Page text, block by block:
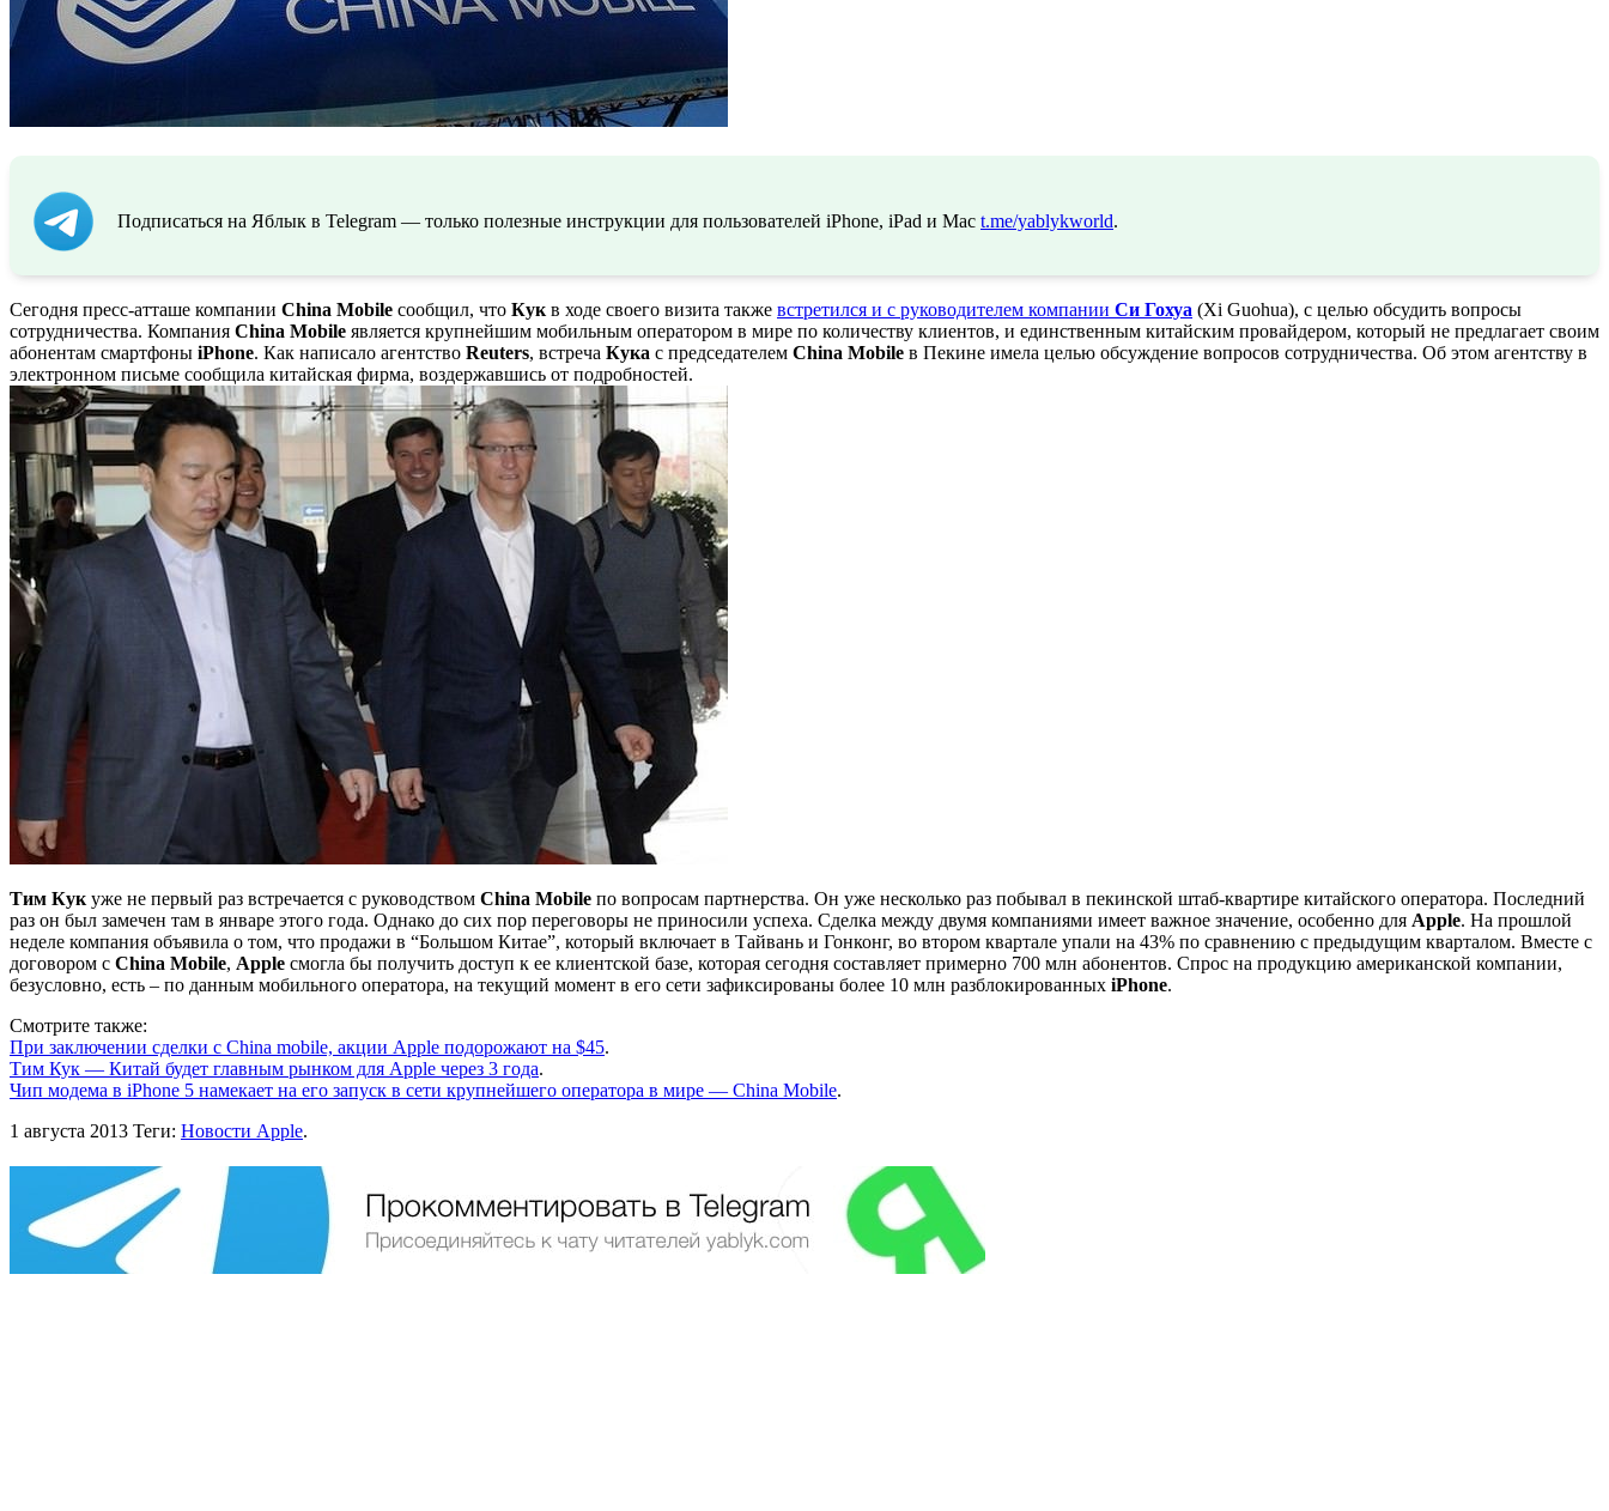
Подписаться на Яблык в Telegram — только полезные инструкции для пользователей iPhone, iPad и Mac t.me/yablykworld.
Сегодня пресс-атташе компании China Mobile сообщил, что Кук в ходе своего визита также встретился и с руководителем компании Си Гохуа (Xi Guohua), с целью обсудить вопросы
сотрудничества. Компания China Mobile является крупнейшим мобильным оператором в мире по количеству клиентов, и единственным китайским провайдером, который не предлагает своим
абонентам смартфоны iPhone. Как написало агентство Reuters, встреча Кука с председателем China Mobile в Пекине имела целью обсуждение вопросов сотрудничества. Об этом агентству в
электронном письме сообщила китайская фирма, воздержавшись от подробностей.
Тим Кук уже не первый раз встречается с руководством China Mobile по вопросам партнерства. Он уже несколько раз побывал в пекинской штаб-квартире китайского оператора. Последний
раз он был замечен там в январе этого года. Однако до сих пор переговоры не приносили успеха. Сделка между двумя компаниями имеет важное значение, особенно для Apple. На прошлой
неделе компания объявила о том, что продажи в “Большом Китае”, который включает в Тайвань и Гонконг, во втором квартале упали на 43% по сравнению с предыдущим кварталом. Вместе с
договором с China Mobile, Apple смогла бы получить доступ к ее клиентской базе, которая сегодня составляет примерно 700 млн абонентов. Спрос на продукцию американской компании,
безусловно, есть – по данным мобильного оператора, на текущий момент в его сети зафиксированы более 10 млн разблокированных iPhone.
Смотрите также:
При заключении сделки с China mobile, акции Apple подорожают на $45.
Тим Кук — Китай будет главным рынком для Apple через 3 года.
Чип модема в iPhone 5 намекает на его запуск в сети крупнейшего оператора в мире — China Mobile.
1 августа 2013 Теги: Новости Apple.